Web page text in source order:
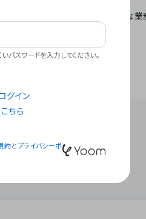
Automation」 – 世界的な業
スワードを入力してください。
グイン
こちら
約とプライバシーポ